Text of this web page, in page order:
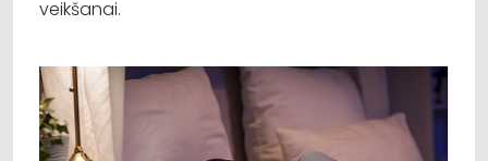
veikšanai.